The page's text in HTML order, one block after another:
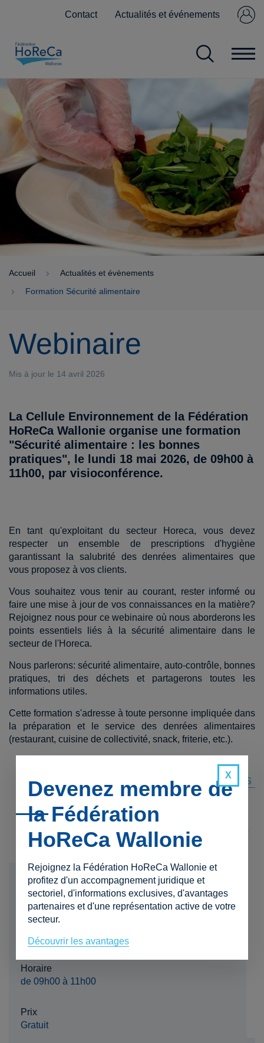
Contact Actualités et événements
membre ?
Accueil
Actualités et évènements
Formation Sécurité alimentaire
Webinaire
Mis à jour le 14 avril 2026
La Cellule Environnement de la Fédération
HoReCa Wallonie organise une formation
"Sécurité alimentaire : les bonnes
pratiques", le lundi 18 mai 2026, de 09h00 à
11h00, par visioconférence.
En tant qu'exploitant du secteur Horeca, vous devez
respecter un ensemble de prescriptions d'hygiène
garantissant la salubrité des denrées alimentaires que
vous proposez à vos clients.
Vous souhaitez vous tenir au courant, rester informé ou
faire une mise à jour de vos connaissances en la matière?
Rejoignez nous pour ce webinaire où nous aborderons les
points essentiels liés à la sécurité alimentaire dans le
secteur de l'Horeca.
Nous parlerons: sécurité alimentaire, auto-contrôle, bonnes
pratiques, tri des déchets et partagerons toutes les
informations utiles.
Cette formation s'adresse à toute personne impliquée dans
la préparation et le service des denrées alimentaires
(restaurant, cuisine de collectivité, snack, friterie, etc.).
Je m'inscris
Date
18 mai 2026
Lieu
Visioconférence à distance
Horaire
de 09h00 à 11h00
Prix
Gratuit
Devenez membre de
la Fédération
HoReCa Wallonie
Rejoignez la Fédération HoReCa Wallonie et
profitez d'un accompagnement juridique et
sectoriel, d'informations exclusives, d'avantages
partenaires et d'une représentation active de votre
secteur.
Découvrir les avantages